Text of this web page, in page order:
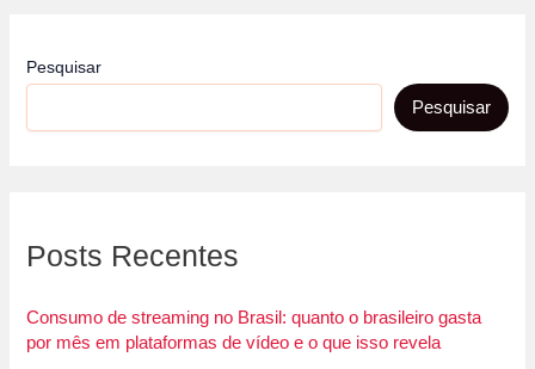
Pesquisar
Pesquisar
Posts Recentes
Consumo de streaming no Brasil: quanto o brasileiro gasta
por mês em plataformas de vídeo e o que isso revela